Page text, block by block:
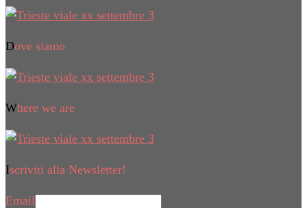
Dove siamo
Where we are
Iscriviti alla Newsletter!
Email